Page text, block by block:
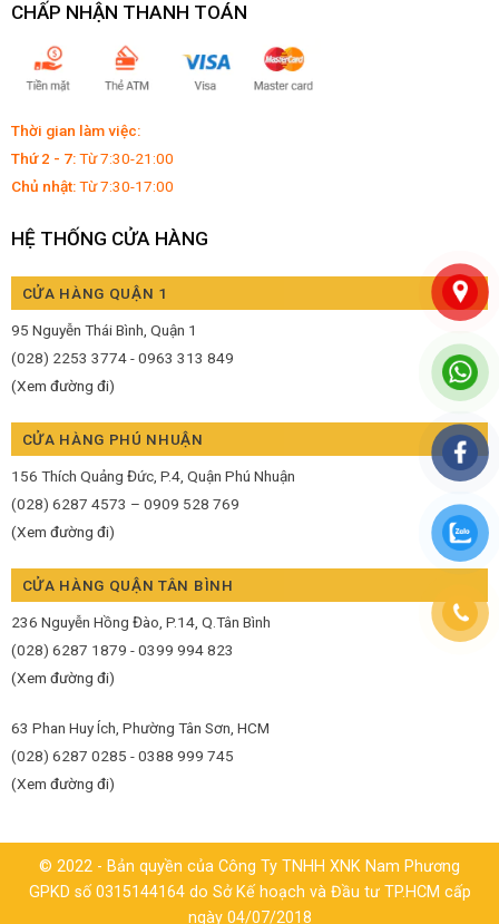
CHẤP NHẬN THANH TOÁN
Thời gian làm việc:
Thứ 2 - 7:Từ 7:30-21:00
Chủ nhật:Từ 7:30-17:00
HỆ THỐNG CỬA HÀNG
CỬA HÀNG QUẬN 1
95 Nguyễn Thái Bình, Quận 1
(028) 2253 3774 - 0963 313 849
(Xem đường đi)
CỬA HÀNG PHÚ NHUẬN
156 Thích Quảng Đức, P.4, Quận Phú Nhuận
(028) 6287 4573 – 0909 528 769
(Xem đường đi)
CỬA HÀNG QUẬN TÂN BÌNH
236 Nguyễn Hồng Đào, P.14, Q.Tân Bình
(028) 6287 1879 - 0399 994 823
(Xem đường đi)
63 Phan Huy Ích, Phường Tân Sơn, HCM
(028) 6287 0285 - 0388 999 745
(Xem đường đi)
© 2022 - Bản quyền của Công Ty TNHH XNK Nam Phương
GPKD số 0315144164 do Sở Kế hoạch và Đầu tư TP.HCM cấp
ngày 04/07/2018